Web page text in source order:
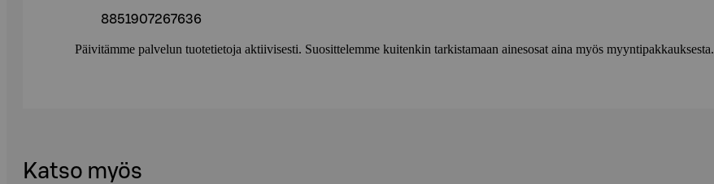
8851907267636
Päivitämme palvelun tuotetietoja aktiivisesti. Suosittelemme kuitenkin tarkistamaan ainesosat aina myös myyntipakkauksesta.
Katso myös